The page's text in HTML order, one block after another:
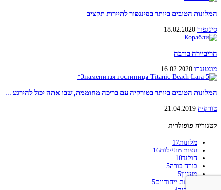
המלונות הטובים ביותר בסינגפור לתיירות תקציב
סינגפור 18.02.2020
הריביירה בודבה
מונטנגרו 16.02.2020
המלונות הטובים ביותר בטורקיה עם בריכה מחוממת, שבו אתה יכול להירגע ...
טורקיה 21.04.2019
קטגוריה פופולרית
מלונות17
עצות מועילות16
הולנד10
בורה בורה5
מעניין5
מלונות ייחודיים5